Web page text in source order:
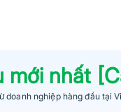
mới nhất
doanh nghiệp hàng đầutại